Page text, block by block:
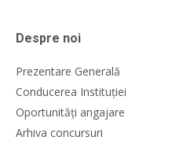
Despre noi
Prezentare Generală
Conducerea Instituției
Oportunități angajare
Arhiva concursuri